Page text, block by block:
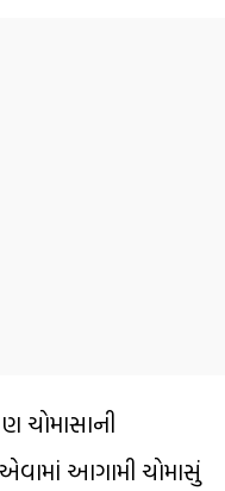
ચોમાસાની
આગામી ચોમાસું